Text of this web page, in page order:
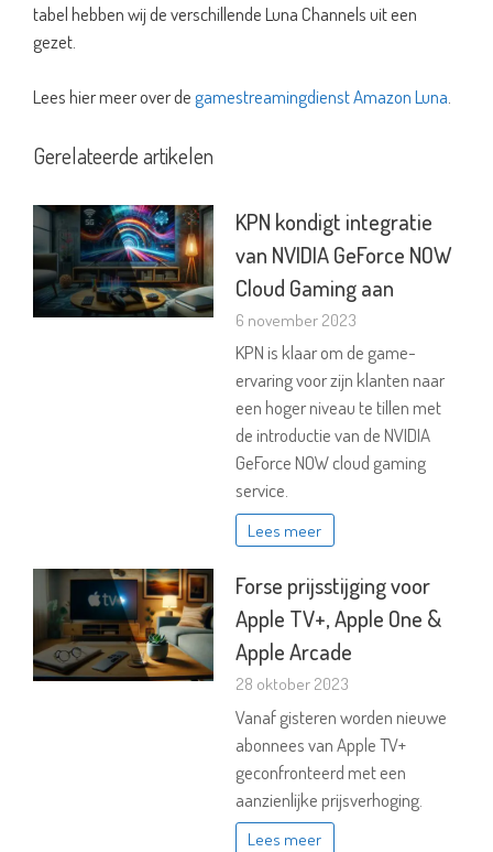
tabel hebben wij de verschillende Luna Channels uit een
gezet.
Lees hier meer over degamestreamingdienst Amazon Luna
Gerelateerde artikelen
KPN kondigt integratie
van NVIDIA GeForce NOW
Cloud Gaming aan
6 november 2023
KPN is klaar om de game-
ervaring voor zijn klanten naar
een hoger niveau te tillen met
de introductie van de NVIDIA
GeForce NOW cloud gaming
service.
Lees meer
Forse prijsstijging voor
Apple TV+, Apple One &
Apple Arcade
28 oktober 2023
Vanaf gisteren worden nieuwe
abonnees van Apple TV+
geconfronteerd met een
aanzienlijke prijsverhoging.
Lees meer